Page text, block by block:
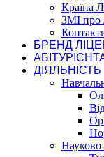
Країна
ЗМІ про
БРЕНД
ДІЯЛЬНІСТЬ